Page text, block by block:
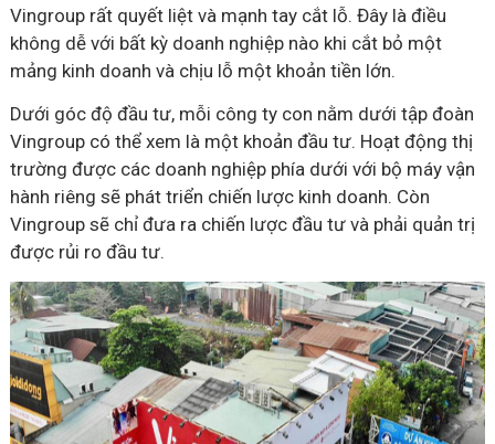
Vingroup rất quyết liệt và mạnh tay cắt lỗ. Đây là điều
không dễ với bất kỳ doanh nghiệp nào khi cắt bỏ một
mảng kinh doanh và chịu lỗ một khoản tiền lớn.
Dưới góc độ đầu tư, mỗi công ty con nằm dưới tập đoàn
Vingroup có thể xem là một khoản đầu tư. Hoạt động thị
trường được các doanh nghiệp phía dưới với bộ máy vận
hành riêng sẽ phát triển chiến lược kinh doanh. Còn
Vingroup sẽ chỉ đưa ra chiến lược đầu tư và phải quản trị
được rủi ro đầu tư.